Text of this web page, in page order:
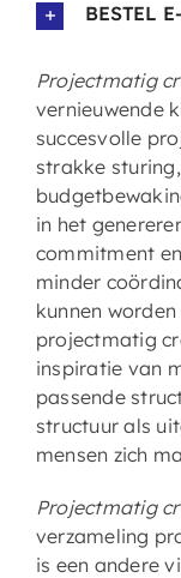
BESTEL
Projectmatig
vernieuwende
succesvolle
strakke
in het
commitment
minder
kunnen
projectmatig
inspiratie van
passende
structuur als
mensen zich
Projectmatig
verzameling
is een andere